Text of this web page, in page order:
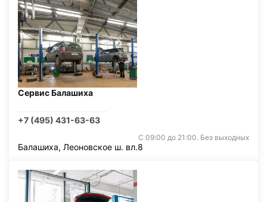
Сервис Балашиха
+7 (495) 431-63-63
С 09:00 до 21:00. Без выходных
Балашиха, Леоновское ш. вл.8